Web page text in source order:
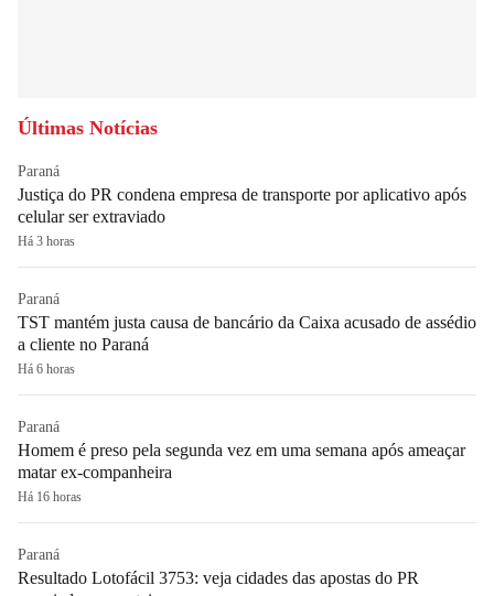
Últimas Notícias
Paraná
Justiça do PR condena empresa de transporte por aplicativo após
celular ser extraviado
Há 3 horas
Paraná
TST mantém justa causa de bancário da Caixa acusado de assédio
a cliente no Paraná
Há 6 horas
Paraná
Homem é preso pela segunda vez em uma semana após ameaçar
matar ex-companheira
Há 16 horas
Paraná
Resultado Lotofácil 3753: veja cidades das apostas do PR